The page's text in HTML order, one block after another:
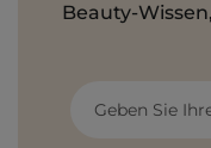
Beauty-
Geben Sie